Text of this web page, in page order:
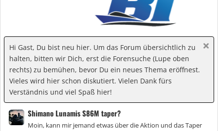
Hi Gast, Du bist neu hier. Um das Forum übersichtlich zu
halten, bitten wir Dich, erst die Forensuche (Lupe oben
rechts) zu bemühen, bevor Du ein neues Thema eröffnest.
Vieles wird hier schon diskutiert. Vielen Dank fürs
Verständnis und viel Spaß hier!
Shimano Lunamis S86M taper?
Moin, kann mir jemand etwas über die Aktion und das Taper